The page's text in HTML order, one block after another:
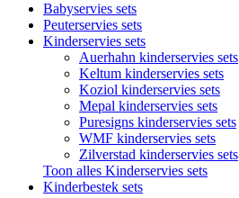
Babyservies sets
Peuterservies sets
Kinderservies sets
Auerhahn kinderservies sets
Keltum kinderservies sets
Koziol kinderservies sets
Mepal kinderservies sets
Puresigns kinderservies sets
WMF kinderservies sets
Zilverstad kinderservies sets
Toon alles Kinderservies sets
Kinderbestek sets